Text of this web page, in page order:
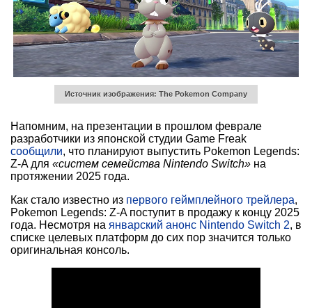
Источник изображения: The Pokemon Company
Напомним, на презентации в прошлом феврале
разработчики из японской студии Game Freak
сообщили, что планируют выпустить Pokemon Legends:
Z-A для «систем семейства Nintendo Switch» на
протяжении 2025 года.
Как стало известно из первого геймплейного трейлера,
Pokemon Legends: Z-A поступит в продажу к концу 2025
года. Несмотря на январский анонс Nintendo Switch 2, в
списке целевых платформ до сих пор значится только
оригинальная консоль.